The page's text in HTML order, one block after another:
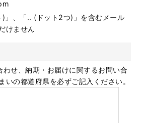
」、「.. (ドット2つ)」を含むメール
けません
せ、納期・お届けに関するお問い合
いの都道府県を必ずご記入ください。